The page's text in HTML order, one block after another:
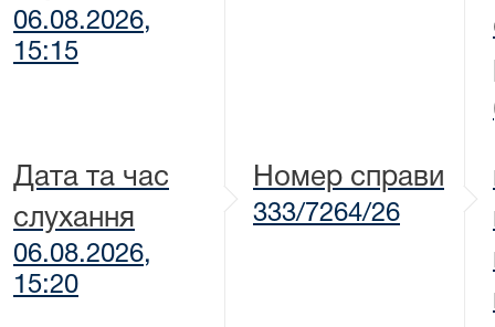
06.08.2026,
15:15
Дата та час
слухання
06.08.2026,
15:20
Номер справи
333/7264/26